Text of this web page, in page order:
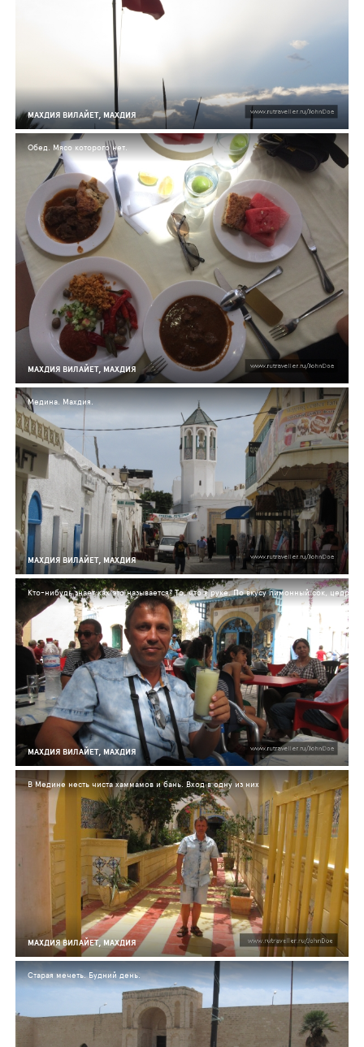
МАХДИЯ ВИЛАЙЕТ, МАХДИЯ
Обед. Мясо которого нет.
МАХДИЯ ВИЛАЙЕТ, МАХДИЯ
Медина. Махдия.
МАХДИЯ ВИЛАЙЕТ, МАХДИЯ
Кто-нибудь знает как это называется? То, что в руке. По вкусу лимонный сок, цедра,
МАХДИЯ ВИЛАЙЕТ, МАХДИЯ
В Медине несть чиста хаммамов и бань. Вход в одну из них
МАХДИЯ ВИЛАЙЕТ, МАХДИЯ
Старая мечеть. Будний день.